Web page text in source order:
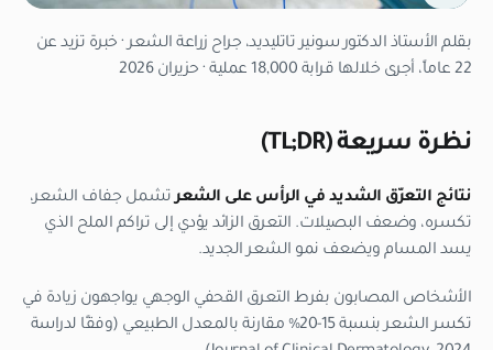
بقلم الأستاذ الدكتور سونير تاتليديد، جراح زراعة الشعر · خبرة تزيد عن
22 عاماً، أجرى خلالها قرابة 18,000 عملية · حزيران 2026
نظرة سريعة (TL;DR)
نتائج التعرّق الشديد في الرأس على الشعرتشمل جفاف الشعر،
تكسره، وضعف البصيلات. التعرق الزائد يؤدي إلى تراكم الملح الذي
يسد المسام ويضعف نمو الشعر الجديد.
الأشخاص المصابون بفرط التعرق القحفي الوجهي يواجهون زيادة في
تكسر الشعر بنسبة 15-20% مقارنة بالمعدل الطبيعي (وفقًا لدراسة